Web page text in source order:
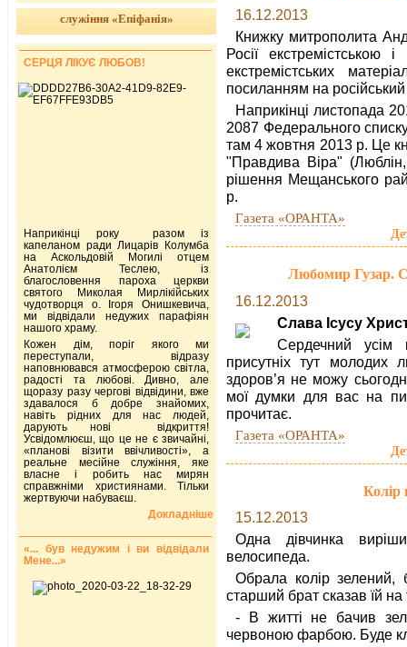
16.12.2013
Книжку митрополита
Росії екстремістською
екстремістських
посиланням на
Наприкінці листопада
2087 Федерального
там 4 жовтня 2013 р. Це
"Правдива Вiра"
рішення Мещанського
р.
Газета «ОРАНТА»
Любомир Гузар.
16.12.2013
Слава Ісусу
Сердечний усім
присутніх тут молодих
здоров’я не можу
мої думки для вас на
прочитає.
Газета «ОРАНТА»
Колір
15.12.2013
Одна дівчинка
велосипеда.
Обрала колір
старший брат сказав їй на
- В житті не бачив
червоною фарбою. Буде
служіння «Епіфанія»
СЕРЦЯ ЛІКУЄ ЛЮБОВ!
Наприкінці року разом із
капеланом ради Лицарів Колумба
на Аскольдовій Могилі отцем
Анатолієм Теслею, із
благословення пароха церкви
святого Миколая Мирлікійських
чудотворця о. Ігоря Онишкевича,
ми відвідали недужих парафіян
нашого храму.
Кожен дім, поріг якого ми
переступали, відразу
наповнювався атмосферою світла,
радості та любові. Дивно, але
щоразу разу чергові відвідини, вже
здавалося б добре знайомих,
навіть рідних для нас людей,
дарують нові відкриття!
Усвідомлюєш, що це не є звичайні,
«планові візити ввічливості», а
реальне месійне служіння, яке
власне і робить нас мирян
справжніми християнами. Тільки
жертвуючи набуваєш.
Докладніше
«... був недужим і ви відвідали
Мене...»